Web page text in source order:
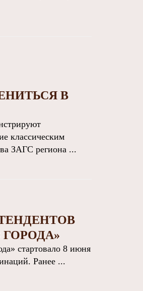
В
классическим
ЗАГС региона ...
стартовало 8 июня
Ранее ...